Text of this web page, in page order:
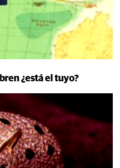
¿está el tuyo?